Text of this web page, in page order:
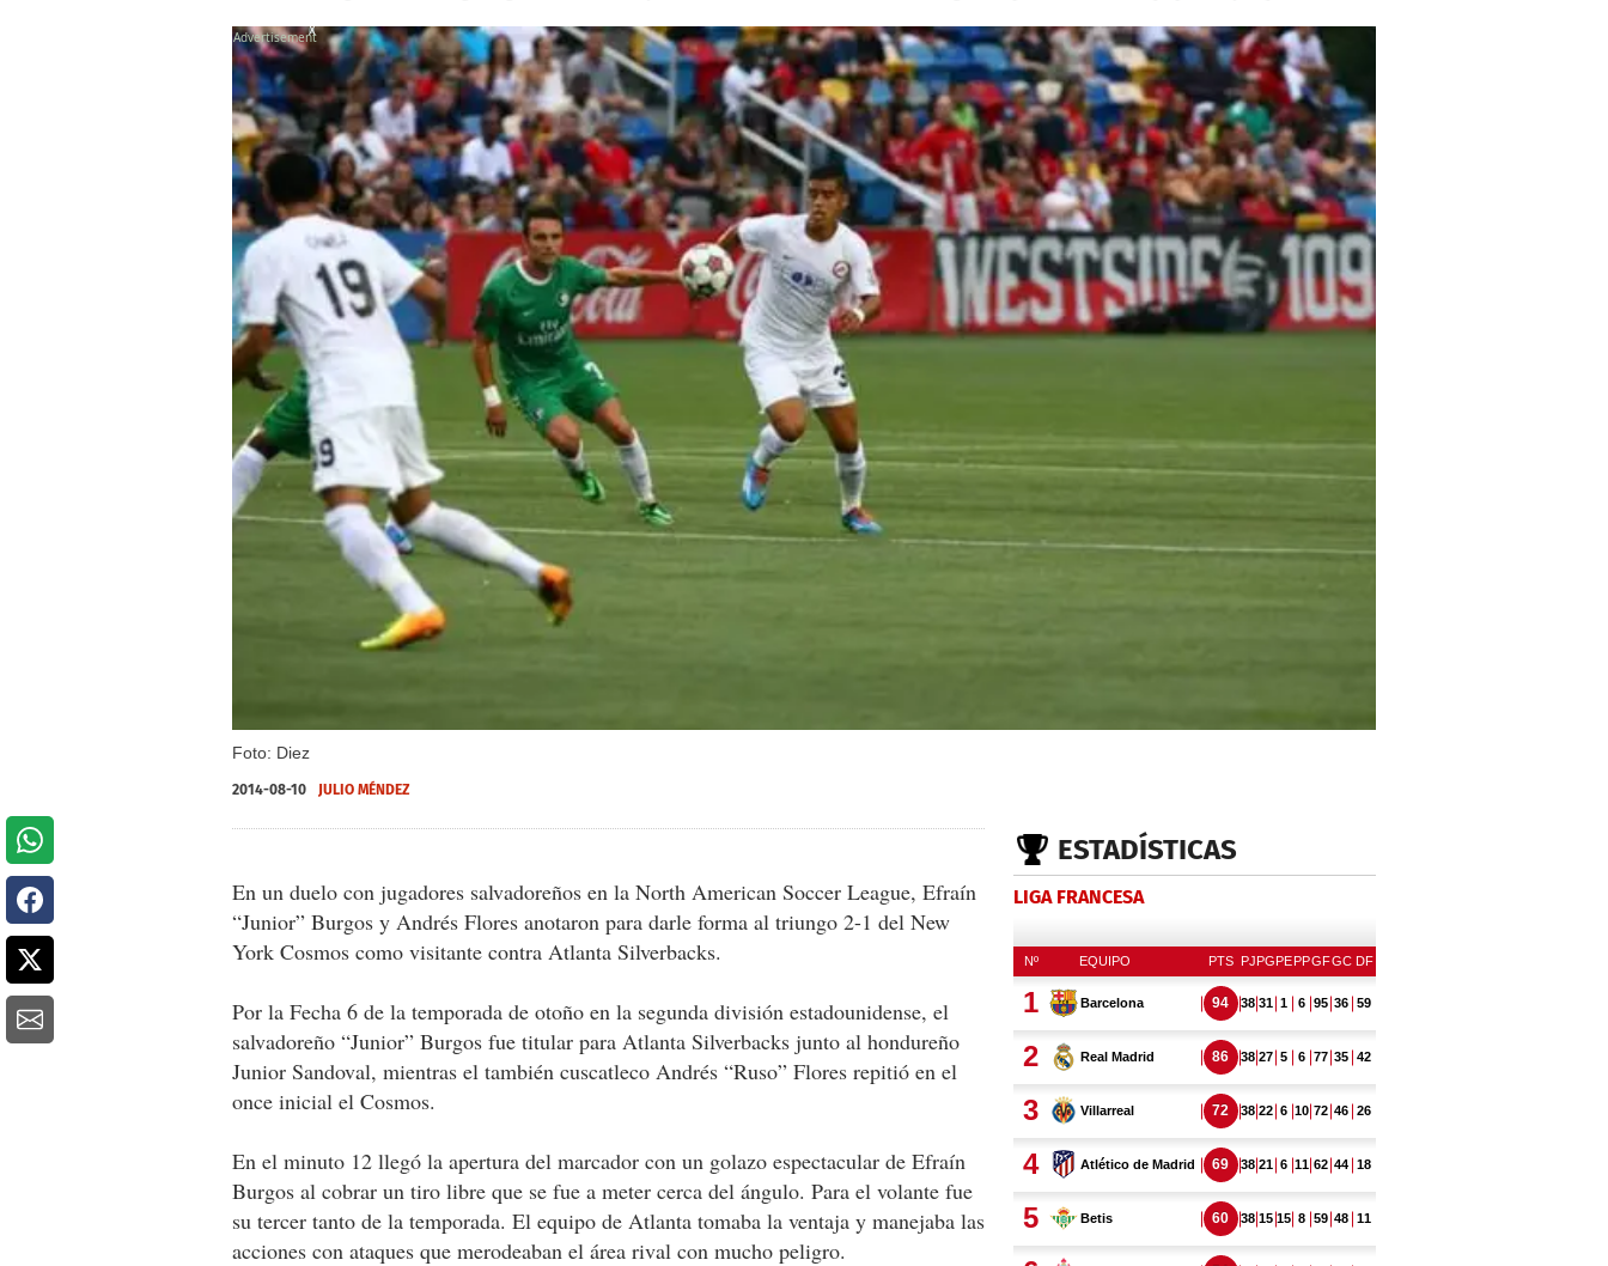
Foto: Diez
X
2014-08-10 JULIO MÉNDEZ
En un duelo con jugadores salvadoreños en la North American Soccer League, Efraín
“Junior” Burgos y Andrés Flores anotaron para darle forma al triungo 2-1 del New
York Cosmos como visitante contra Atlanta Silverbacks.
Por la Fecha 6 de la temporada de otoño en la segunda división estadounidense, el
salvadoreño “Junior” Burgos fue titular para Atlanta Silverbacks junto al hondureño
Junior Sandoval, mientras el también cuscatleco Andrés “Ruso” Flores repitió en el
once inicial el Cosmos.
En el minuto 12 llegó la apertura del marcador con un golazo espectacular de Efraín
Burgos al cobrar un tiro libre que se fue a meter cerca del ángulo. Para el volante fue
su tercer tanto de la temporada. El equipo de Atlanta tomaba la ventaja y manejaba las
acciones con ataques que merodeaban el área rival con mucho peligro.
ESTADÍSTICAS
LIGA FRANCESA